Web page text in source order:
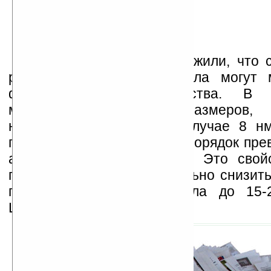
Финские ученые обнаружили, что
размеров частиц материала могут
физико-химические свойства. В
материалов обычных размеров,
наноразмера (в данном случае 8
поверхностных атомов на порядок
атомов внутри материала. Это
прочих, позволяет значительно
плавления данного металла до 15-
Цельсия).